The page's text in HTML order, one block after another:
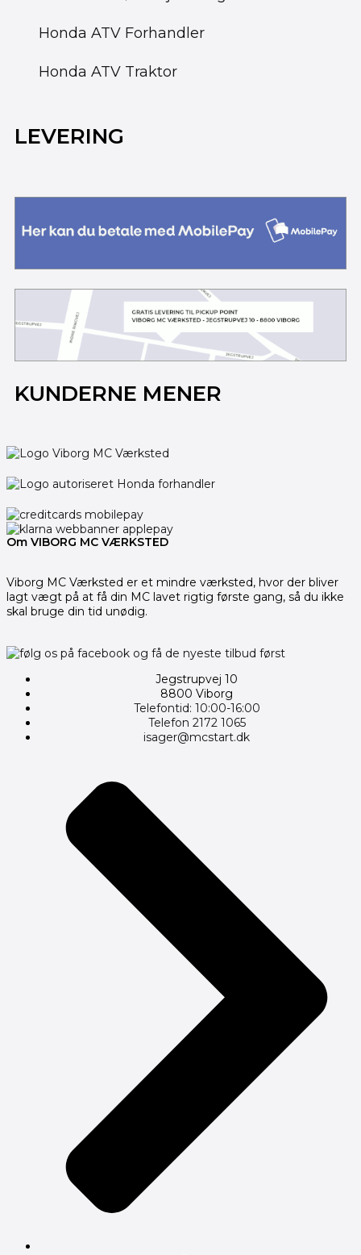
Honda ATV Forhandler
Honda ATV Traktor
LEVERING
KUNDERNE MENER
Om VIBORG MC VÆRKSTED
Viborg MC Værksted er et mindre værksted, hvor der bliver
lagt vægt på at få din MC lavet rigtig første gang, så du ikke
skal bruge din tid unødig.
Jegstrupvej 10
8800 Viborg
Telefontid: 10:00-16:00
Telefon 2172 1065
isager@mcstart.dk